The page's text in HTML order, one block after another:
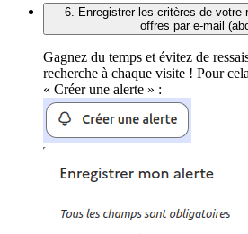
6. Enregistrer les critères de votre
offres par e-mail
Gagnez du temps et évitez de
recherche à chaque visite ! Pour
« Créer une alerte » :